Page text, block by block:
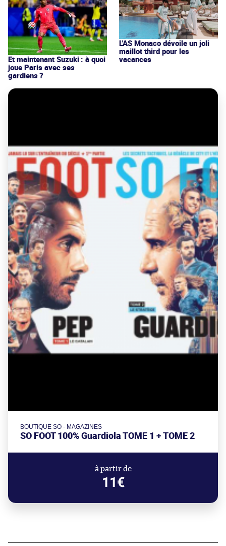
Et maintenant Suzuki : à quoi
joue Paris avec ses
gardiens ?
L'AS Monaco dévoile un joli
maillot third pour les
vacances
BOUTIQUE SO - MAGAZINES
SO FOOT 100% Guardiola TOME 1 + TOME 2
à partir de
11€